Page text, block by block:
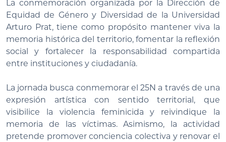
La conmemoración organizada por la Dirección de
Equidad de Género y Diversidad de la Universidad
Arturo Prat,tiene como propósito mantener viva la
memoria histórica del territorio, fomentar la reflexión
social y fortalecer la responsabilidad compartida
entre instituciones y ciudadanía.
La jornada busca conmemorar el 25N a través de una
expresión artística con sentido territorial, que
visibilice la violencia feminicida y reivindique la
memoria de las víctimas. Asimismo, la actividad
pretende promover conciencia colectiva y renovar el